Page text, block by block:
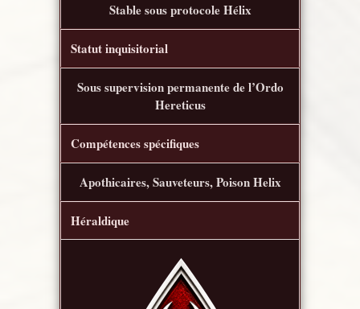
Stable sous protocole Hélix
Statut inquisitorial
Sous supervision permanente de l’Ordo
Hereticus
Compétences spécifiques
Apothicaires, Sauveteurs, Poison Helix
Héraldique